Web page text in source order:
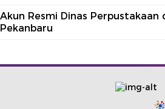
Akun Resmi Dinas Perpustakaan
Pekanbaru